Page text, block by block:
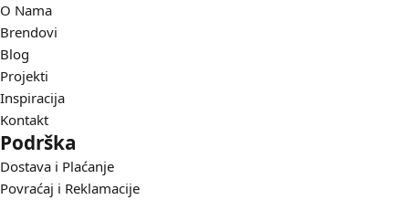
O Nama
Brendovi
Blog
Projekti
Inspiracija
Kontakt
Podrška
Dostava i Plaćanje
Povraćaj i Reklamacije